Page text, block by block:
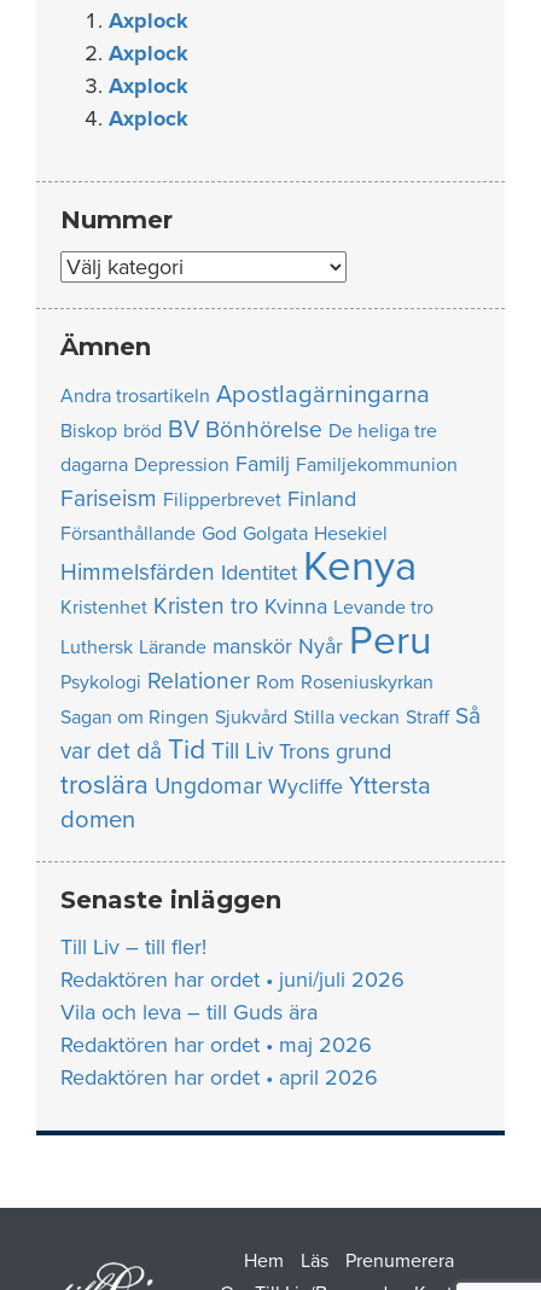
Axplock
Axplock
Axplock
Axplock
Nummer
Nummer
Ämnen
Andra trosartikeln Apostlagärningarna
Biskop bröd BV Bönhörelse De heliga tre
dagarna Depression Familj Familjekommunion
Fariseism Filipperbrevet Finland
Försanthållande God Golgata Hesekiel
Himmelsfärden Identitet Kenya
Kristenhet Kristen tro Kvinna Levande tro
Luthersk Lärande manskör Nyår Peru
Psykologi Relationer Rom Roseniuskyrkan
Sagan om Ringen Sjukvård Stilla veckan Straff Så
var det då Tid Till Liv Trons grund
troslära Ungdomar Wycliffe Yttersta
domen
Senaste inläggen
Till Liv – till fler!
Redaktören har ordet • juni/juli 2026
Vila och leva – till Guds ära
Redaktören har ordet • maj 2026
Redaktören har ordet • april 2026
Hem Läs
Prenumerera